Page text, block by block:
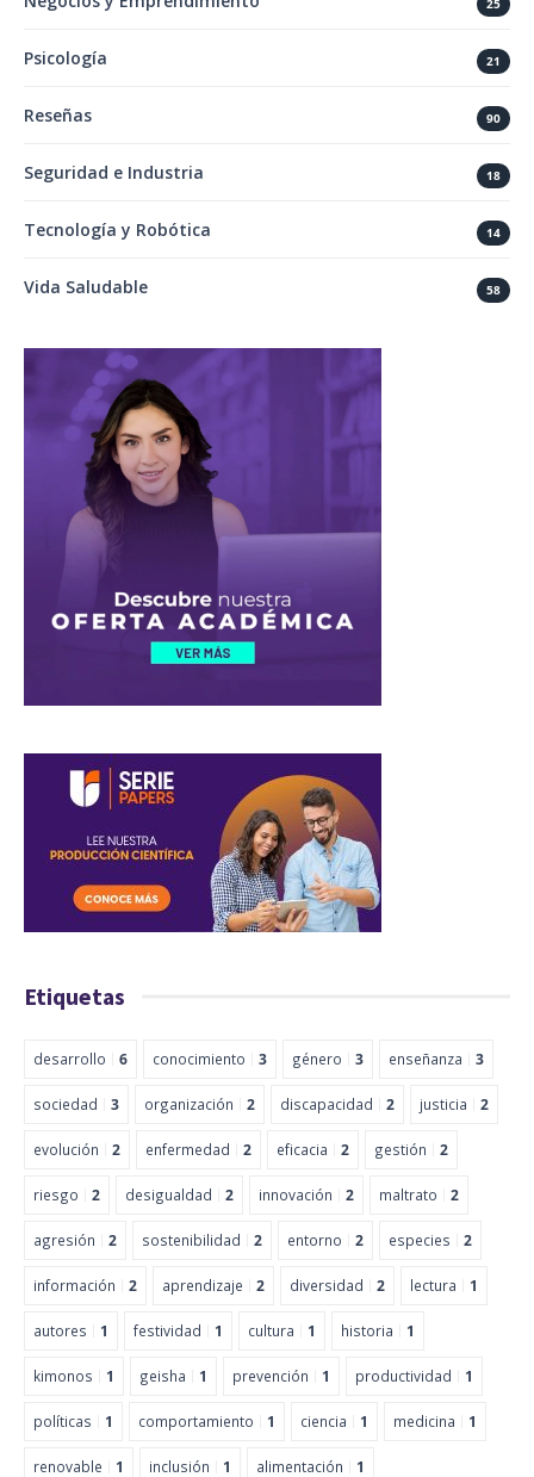
25
Psicología 21
Reseñas 90
Seguridad e Industria 18
Tecnología y Robótica 14
Vida Saludable 58
Etiquetas
desarrollo 6 conocimiento 3 género 3 enseñanza 3
sociedad 3 organización 2 discapacidad 2 justicia 2
evolución 2 enfermedad 2 eficacia 2 gestión 2
riesgo 2 desigualdad 2 innovación 2 maltrato 2
agresión 2 sostenibilidad 2 entorno 2 especies 2
información 2 aprendizaje 2 diversidad 2 lectura 1
autores 1 festividad 1 cultura 1 historia 1
kimonos 1 geisha 1 prevención 1 productividad 1
políticas 1 comportamiento 1 ciencia 1 medicina 1
renovable 1 inclusión 1 alimentación 1